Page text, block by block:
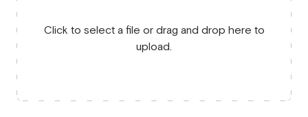
Click to select a file or drag and drop here to
upload.